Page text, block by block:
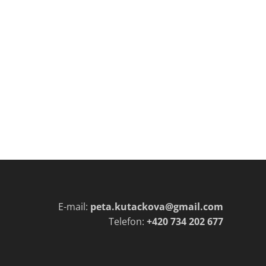
E-mail: peta.kutackova@gmail.com
Telefon: +420 734 202 677